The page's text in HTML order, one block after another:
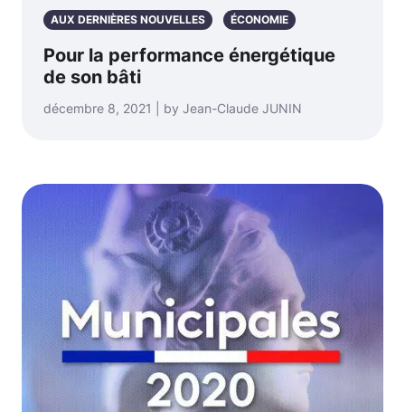
AUX DERNIÈRES NOUVELLES ÉCONOMIE
Pour la performance énergétique
de son bâti
décembre 8, 2021 | by Jean-Claude JUNIN